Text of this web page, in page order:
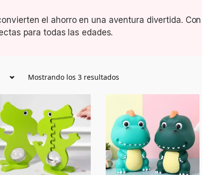
el ahorro en una aventura divertida.
para todas las edades.
Mostrando los 3 resultados